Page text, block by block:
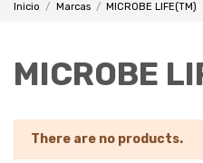
Inicio Marcas MICROBE LIFE(TM)
MICROBE
There are no products.